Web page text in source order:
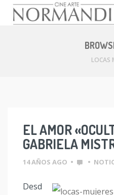
LOCAS
EL AMOR
GABRIELA
14 AÑOS AGO • •
Desd